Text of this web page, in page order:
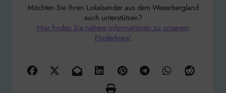
Möchten Sie Ihren Lokalsender aus dem Weserbergland
auch unterstützen?
Hier finden Sie nähere Informationen zu unserem
Förderkreis!